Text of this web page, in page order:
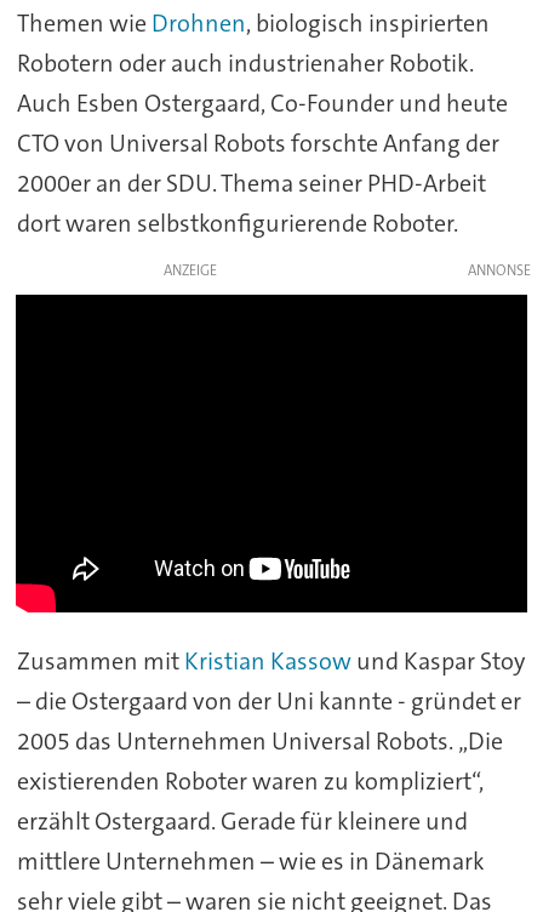
Themen wie Drohnen, biologisch inspirierten
Robotern oder auch industrienaher Robotik.
Auch Esben Ostergaard, Co-Founder und heute
CTO von Universal Robots forschte Anfang der
2000er an der SDU. Thema seiner PHD-Arbeit
dort waren selbstkonfigurierende Roboter.
ANZEIGE
Zusammen mitKristian Kassowund Kaspar Stoy
– die Ostergaard von der Uni kannte - gründet er
2005 das Unternehmen Universal Robots. „Die
existierenden Roboter waren zu kompliziert“,
erzählt Ostergaard. Gerade für kleinere und
mittlere Unternehmen – wie es in Dänemark
sehr viele gibt – waren sie nicht geeignet. Das